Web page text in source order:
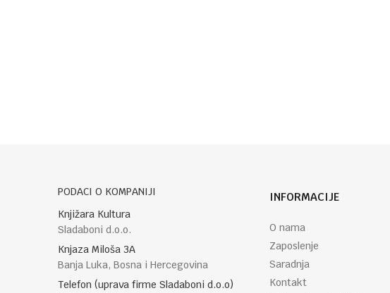
PODACI O KOMPANIJI
Knjižara Kultura
Sladaboni d.o.o.
Knjaza Miloša 3A
Banja Luka, Bosna i Hercegovina
Telefon (uprava firme Sladaboni d.o.o)
INFORMACIJE
O nama
Zaposlenje
Saradnja
Kontakt